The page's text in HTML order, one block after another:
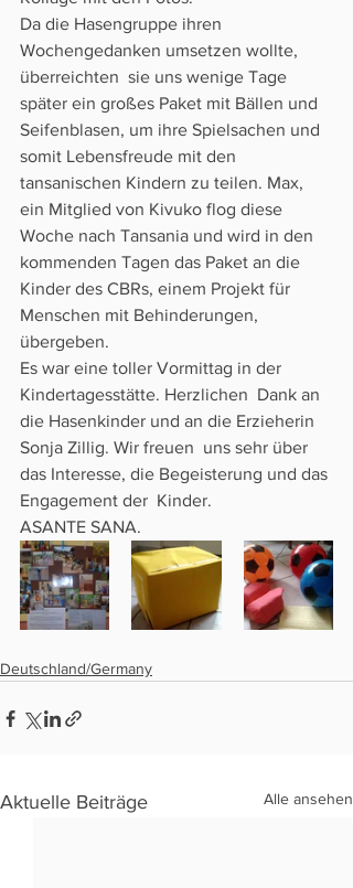
Da die Hasengruppe ihren
Wochengedanken umsetzen wollte,
überreichten  sie uns wenige Tage
später ein großes Paket mit Bällen und
Seifenblasen, um ihre Spielsachen und
somit Lebensfreude mit den
tansanischen Kindern zu teilen. Max,
ein Mitglied von Kivuko flog diese
Woche nach Tansania und wird in den
kommenden Tagen das Paket an die
Kinder des CBRs, einem Projekt für
Menschen mit Behinderungen,
übergeben.
Es war eine toller Vormittag in der
Kindertagesstätte. Herzlichen  Dank an
die Hasenkinder und an die Erzieherin
Sonja Zillig. Wir freuen  uns sehr über
das Interesse, die Begeisterung und das
Engagement der  Kinder.
ASANTE SANA.
Deutschland/Germany
Aktuelle Beiträge Alle ansehen